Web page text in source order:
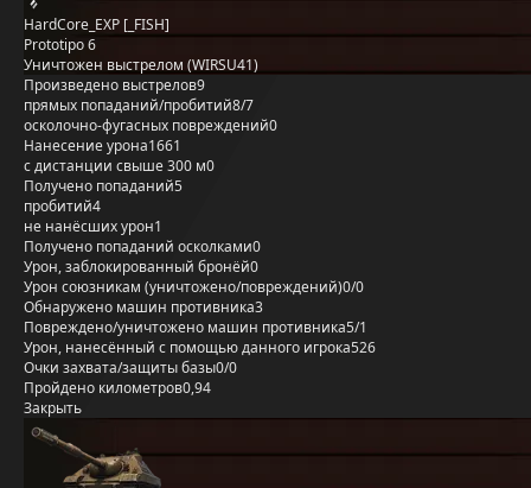
HardCore_EXP [_FISH]
Prototipo 6
Уничтожен выстрелом (WIRSU41)
Произведено выстрелов9
прямых попаданий/пробитий8/7
осколочно-фугасных повреждений0
Нанесение урона1661
с дистанции свыше 300 м0
Получено попаданий5
пробитий4
не нанёсших урон1
Получено попаданий осколками0
Урон, заблокированный бронёй0
Урон союзникам (уничтожено/повреждений)0/0
Обнаружено машин противника3
Повреждено/уничтожено машин противника5/1
Урон, нанесённый с помощью данного игрока526
Очки захвата/защиты базы0/0
Пройдено километров0,94
Закрыть